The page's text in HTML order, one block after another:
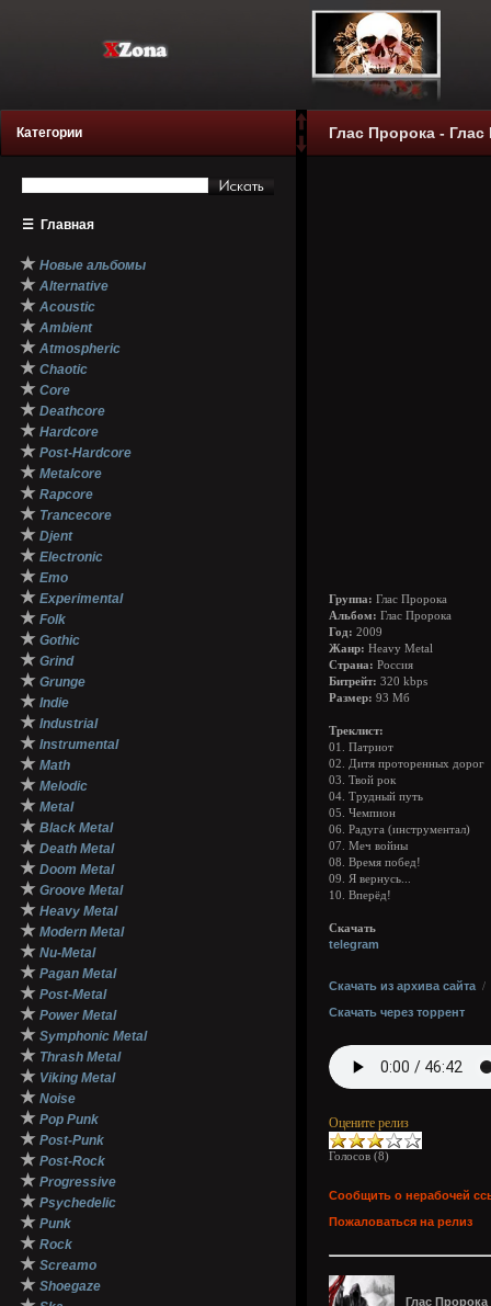
Категории
☰ Главная
★ Новые альбомы
★ Alternative
★ Acoustic
★ Ambient
★ Atmospheric
★ Chaotic
★ Core
★ Deathcore
★ Hardcore
★ Post-Hardcore
★ Metalcore
★ Rapcore
★ Trancecore
★ Djent
★ Electronic
★ Emo
★ Experimental
★ Folk
★ Gothic
★ Grind
★ Grunge
★ Indie
★ Industrial
★ Instrumental
★ Math
★ Melodic
★ Metal
★ Black Metal
★ Death Metal
★ Doom Metal
★ Groove Metal
★ Heavy Metal
★ Modern Metal
★ Nu-Metal
★ Pagan Metal
★ Post-Metal
★ Power Metal
★ Symphonic Metal
★ Thrash Metal
★ Viking Metal
★ Noise
★ Pop Punk
★ Post-Punk
★ Post-Rock
★ Progressive
★ Psychedelic
★ Punk
★ Rock
★ Screamo
★ Shoegaze
Глас Пророка -
Группа: Глас Пророка
Альбом: Глас Пророка
Год: 2009
Жанр: Heavy Metal
Страна: Россия
Битрейт: 320 kbps
Размер: 93 Мб
Треклист:
01. Патриот
02. Дитя проторенных дорог
03. Твой рок
04. Трудный путь
05. Чемпион
06. Радуга (инструментал)
07. Меч войны
08. Время побед!
09. Я вернусь...
10. Вперёд!
Скачать
telegram
Скачать из архива сайта /
Скачать через торрент
Оцените релиз
Голосов (8)
Сообщить о нерабочей
Пожаловаться на релиз
Глас Пророка